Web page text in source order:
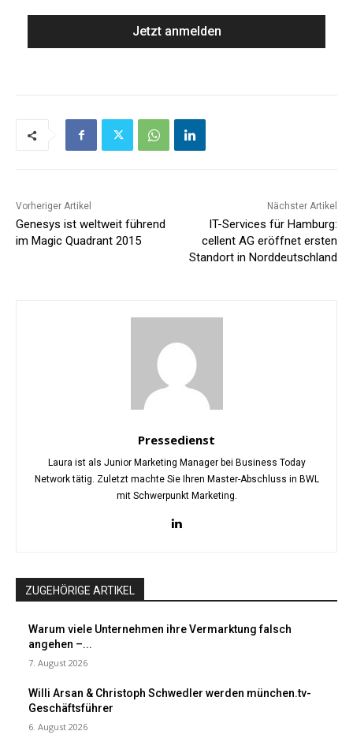
Vorheriger Artikel
Genesys ist weltweit führend
im Magic Quadrant 2015
Nächster Artikel
IT-Services für Hamburg:
cellent AG eröffnet ersten
Standort in Norddeutschland
Pressedienst
Laura ist als Junior Marketing Manager bei Business Today
Network tätig. Zuletzt machte Sie Ihren Master-Abschluss in BWL
mit Schwerpunkt Marketing.
ZUGEHÖRIGE ARTIKEL
Warum viele Unternehmen ihre Vermarktung falsch
angehen –...
7. August 2026
Willi Arsan & Christoph Schwedler werden münchen.tv-
Geschäftsführer
6. August 2026